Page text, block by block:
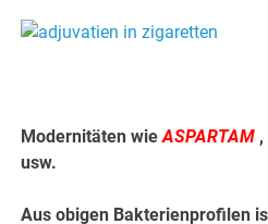
Modernitäten wieASPARTAM ,
usw.
Aus obigen Bakterienprofilen